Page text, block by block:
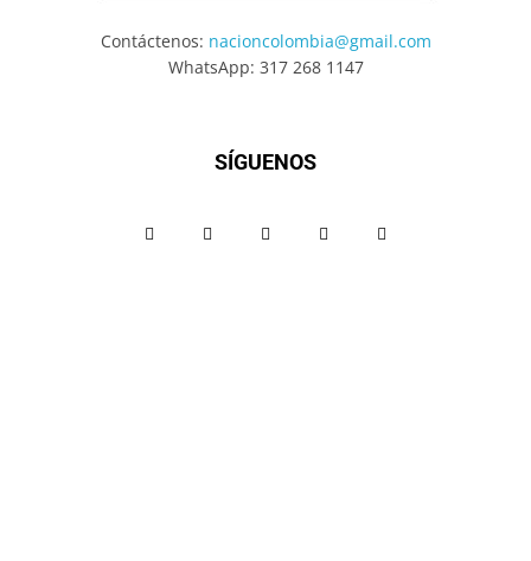
Contáctenos: nacioncolombia@gmail.com
WhatsApp: 317 268 1147
SÍGUENOS